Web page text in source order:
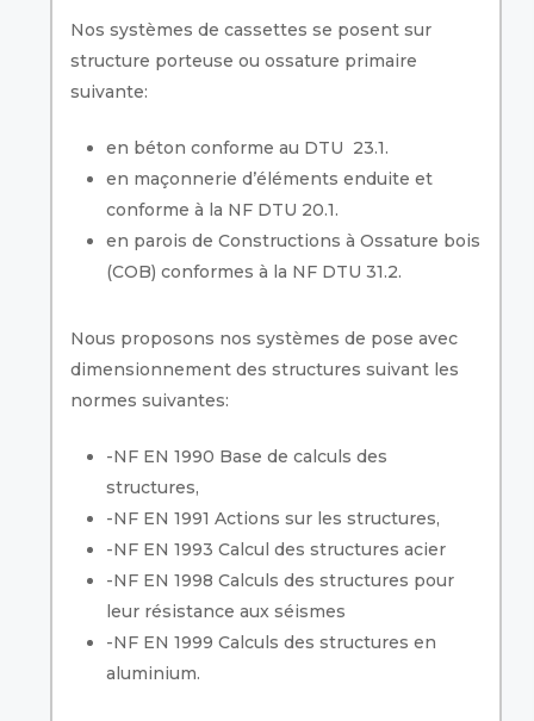
Nos systèmes de cassettes se posent sur
structure porteuse ou ossature primaire
suivante:
en béton conforme au DTU 23.1.
en maçonnerie d’éléments enduite et
conforme à la NF DTU 20.1.
en parois de Constructions à Ossature bois
(COB) conformes à la NF DTU 31.2.
Nous proposons nos systèmes de pose avec
dimensionnement des structures suivant les
normes suivantes:
-NF EN 1990 Base de calculs des
structures,
-NF EN 1991 Actions sur les structures,
-NF EN 1993 Calcul des structures acier
-NF EN 1998 Calculs des structures pour
leur résistance aux séismes
-NF EN 1999 Calculs des structures en
aluminium.